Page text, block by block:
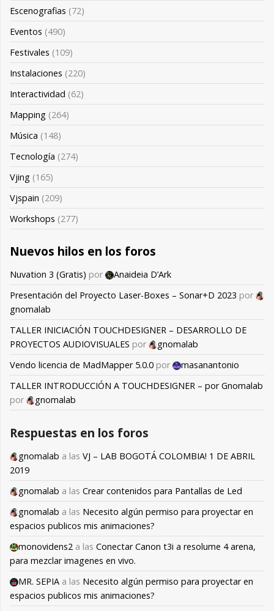
Escenografias (72)
Eventos (490)
Festivales (109)
Instalaciones (220)
Interactividad (62)
Mapping (264)
Música (148)
Tecnología (274)
Vjing (165)
Vjspain (209)
Workshops (277)
Nuevos hilos en los foros
Nuvation 3 (Gratis) por
Anaideia D’Ark
Presentación del Proyecto Laser-Boxes – Sonar+D 2023 por
gnomalab
TALLER INICIACIÓN TOUCHDESIGNER – DESARROLLO DE
PROYECTOS AUDIOVISUALES por
gnomalab
Vendo licencia de MadMapper 5.0.0 por
masanantonio
TALLER INTRODUCCIÓN A TOUCHDESIGNER – por Gnomalab
por
gnomalab
Respuestas en los foros
gnomalab a las VJ – LAB BOGOTÁ COLOMBIA! 1 DE ABRIL
2019
gnomalab a las Crear contenidos para Pantallas de Led
gnomalab a las Necesito algún permiso para proyectar en
espacios publicos mis animaciones?
monovidens2 a las Conectar Canon t3i a resolume 4 arena,
para mezclar imagenes en vivo.
MR. SEPIA a las Necesito algún permiso para proyectar en
espacios publicos mis animaciones?